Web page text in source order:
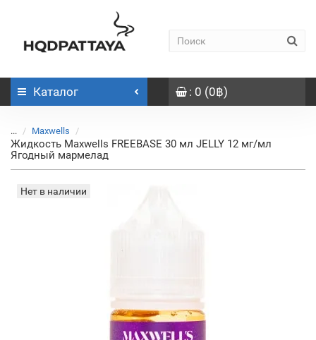
Каталог : 0 (0฿)
... Maxwells
Жидкость Maxwells FREEBASE 30 мл JELLY 12 мг/мл
Ягодный мармелад
Нет в наличии